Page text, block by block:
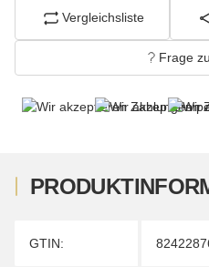
Vergleichsliste
Frage
Produkteigenschaft
Wert
GTIN: